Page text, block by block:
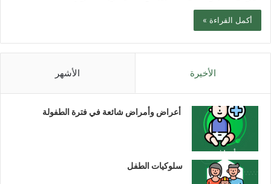
أكمل القراءة »
الأخيرة الأشهر
أعراض وأمراض شائعة في فترة الطفولة
سلوكيات الطفل